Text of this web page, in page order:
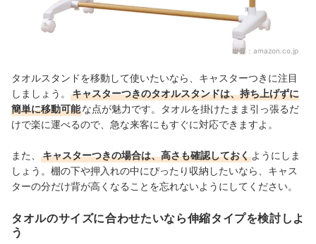
出典： amazon.co.jp
タオルスタンドを移動して使いたいなら、キャスターつきに注目
しましょう。
キャスターつきのタオルスタンドは、持ち上げずに
簡単に移動可能な点が魅力です。タオルを掛けたまま引っ張るだ
けで楽に運べるので、急な来客にもすぐに対応できますよ。
また、 キャスターつきの場合は、高さも確認しておく ようにしま
しょう。棚の下や押入れの中にぴったり収納したいなら、キャス
ターの分だけ背が高くなることを忘れないようにしてください。
タオルのサイズに合わせたいなら伸縮タイプを検討しよ
う